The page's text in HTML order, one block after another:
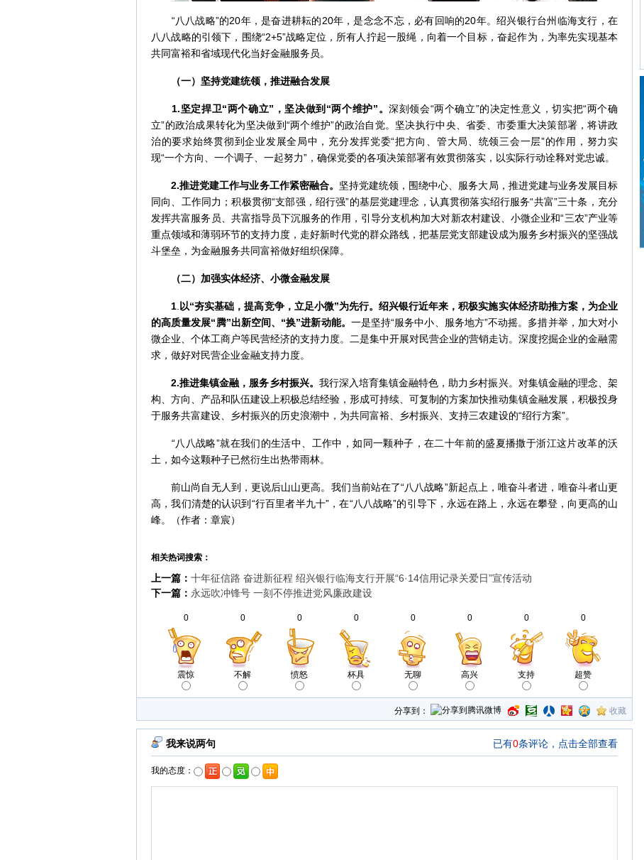
“八八战略”的20年，是奋进耕耘的20年，是念念不忘，必有回响的20年。绍兴银行台州临海支行，在
八八战略的引领下，围绕“2+5”战略定位，所有人拧起一股绳，向着一个目标，奋起作为，为率先实现基本
共同富裕和省域现代化当好金融服务员。
（一）坚持党建统领，推进融合发展
1.坚定捍卫“两个确立”，坚决做到“两个维护”。深刻领会“两个确立”的决定性意义，切实把“两个确
立”的政治成果转化为坚决做到“两个维护”的政治自觉。坚决执行中央、省委、市委重大决策部署，将讲政
治的要求始终贯彻到企业发展全局中，充分发挥党委“把方向、管大局、统领三会一层”的作用，努力实
现“一个方向、一个调子、一起努力”，确保党委的各项决策部署有效贯彻落实，以实际行动诠释对党忠诚。
2.推进党建工作与业务工作紧密融合。 坚持党建统领，围绕中心、服务大局，推进党建与业务发展目标
同向、工作同力；积极贯彻“支部强，绍行强”的基层党建理念，认真贯彻落实绍行服务“共富”三十条，充分
发挥共富服务员、共富指导员下沉服务的作用，引导分支机构加大对新农村建设、小微企业和“三农”产业等
重点领域和薄弱环节的支持力度，走好新时代党的群众路线，把基层党支部建设成为服务乡村振兴的坚强战
斗堡垒，为金融服务共同富裕做好组织保障。
（二） 加强实体经济、小微金融发展
1 以“夯实基础，提高竞争，立足小微”为先行。绍兴银行近年来，积极实施实体经济助推方案，为企业
的高质量发展“腾”出新空间、“换”进新动能。 一是坚持“服务中小、服务地方”不动摇。多措并举，加大对小
微企业、个体工商户等民营经济的支持力度。二是集中开展对民营企业的营销走访。深度挖掘企业的金融需
求，做好对民营企业金融支持力度。
2.推进集镇金融，服务乡村振兴。 我行深入培育集镇金融特色，助力乡村振兴。对集镇金融的理念、架
构、方向、产品和队伍建设上积极总结经验，形成可持续、可复制的方案加快推动集镇金融发展，积极投身
于服务共富建设、乡村振兴的历史浪潮中，为共同富裕、乡村振兴、支持三农建设的“绍行方案”。
“八八战略”就在我们的生活中、工作中，如同一颗种子，在二十年前的盛夏播撒于浙江这片改革的沃
土，如今这颗种子已然衍生出热带雨林。
前山尚自无人到，更说后山山更高。我们当前站在了“八八战略”新起点上，唯奋斗者进，唯奋斗者山更
高，我们清楚的认识到“行百里者半九十”，在“八八战略”的引导下，永远在路上，永远在攀登，向更高的山
峰。（作者：章宸）
相关热词搜索：
上一篇： 十年征信路 奋进新征程 绍兴银行临海支行开展“6·14信用记录关爱日”宣传活动
下一篇： 永远吹冲锋号 一刻不停推进党风廉政建设
0
震惊
0
不解
0
愤怒
0
杯具
0
无聊
0
高兴
0
支持
0
超赞
分享到： 收藏